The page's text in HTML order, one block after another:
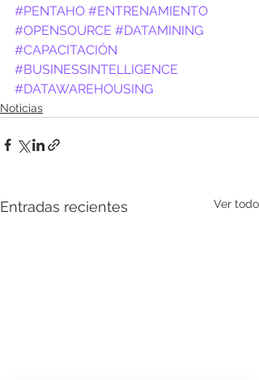
#PENTAHO #ENTRENAMIENTO
#OPENSOURCE #DATAMINING
#CAPACITACIÓN
#BUSINESSINTELLIGENCE
#DATAWAREHOUSING
Noticias
Entradas recientes Ver todo